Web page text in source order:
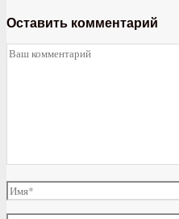
Оставить комментарий